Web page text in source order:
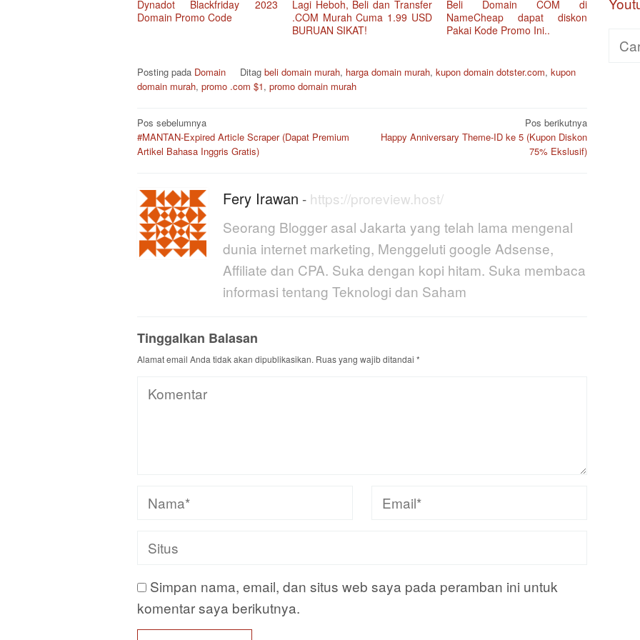
Dynadot Blackfriday 2023
Domain Promo Code
Lagi Heboh, Beli dan Transfer
.COM Murah Cuma 1.99 USD
BURUAN SIKAT!
Beli Domain COM di
NameCheap dapat diskon
Pakai Kode Promo Ini..
Posting pada Domain Ditag beli domain murah, harga domain murah, kupon domain dotster.com, kupon
domain murah, promo .com $1, promo domain murah
Navigasi
pos
Pos sebelumnya
#MANTAN-Expired Article Scraper (Dapat Premium
Artikel Bahasa Inggris Gratis)
Pos berikutnya
Happy Anniversary Theme-ID ke 5 (Kupon Diskon
75% Ekslusif)
Fery Irawan - https://proreview.host/
Seorang Blogger asal Jakarta yang telah lama mengenal
dunia internet marketing, Menggeluti google Adsense,
Affiliate dan CPA. Suka dengan kopi hitam. Suka membaca
informasi tentang Teknologi dan Saham
Tinggalkan Balasan
Alamat email Anda tidak akan dipublikasikan. Ruas yang wajib ditandai *
Simpan nama, email, dan situs web saya pada peramban ini untuk
komentar saya berikutnya.
Cari